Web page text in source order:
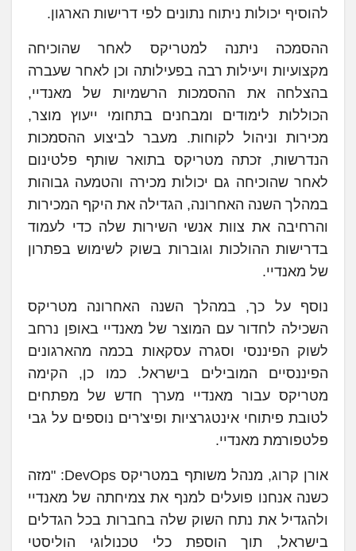
להוסיף יכולות ניתוח נתונים לפי דרישות הארגון.
ההסמכה ניתנה למטריקס לאחר שהוכיחה
מקצועיות ויעילות רבה בפעילותה וכן לאחר שעברה
בהצלחה את ההסמכות הרשמיות של מאנדיי,
הכוללות לימודים ומבחנים בתחומי ייעוץ מוצר,
מכירות וניהול לקוחות. מעבר לביצוע ההסמכות
הנדרשות, זכתה מטריקס בתואר שותף פלטינום
לאחר שהוכיחה גם יכולות מכירה והטמעה גבוהות
במהלך השנה האחרונה, הגדילה את היקף המכירות
והרחיבה את צוות אנשי השירות שלה כדי לעמוד
בדרישות ההולכות וגוברות בשוק לשימוש בפתרון
של מאנדיי.
נוסף על כך, במהלך השנה האחרונה מטריקס
השכילה לחדור עם המוצר של מאנדיי באופן נרחב
לשוק הפיננסי וסגרה עסקאות בכמה מהארגונים
הפיננסיים המובילים בישראל. כמו כן, הקימה
מטריקס עבור מאנדיי מערך חדש של מפתחים
לטובת פיתוחי אינטגרציות ופיצ'רים נוספים על גבי
פלטפורמת מאנדיי.
אורן קרוג, מנהל משותף במטריקס DevOps: "מזה
כשנה אנחנו פועלים למנף את צמיחתה של מאנדיי
ולהגדיל את נתח השוק שלה בחברות בכל הגדלים
בישראל, תוך הוספת כלי טכנולוגי הוליסטי